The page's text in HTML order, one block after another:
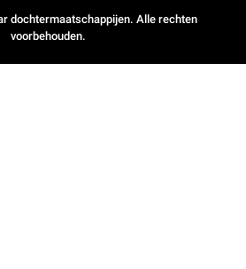
dochtermaatschappijen. Alle rechten
voorbehouden.